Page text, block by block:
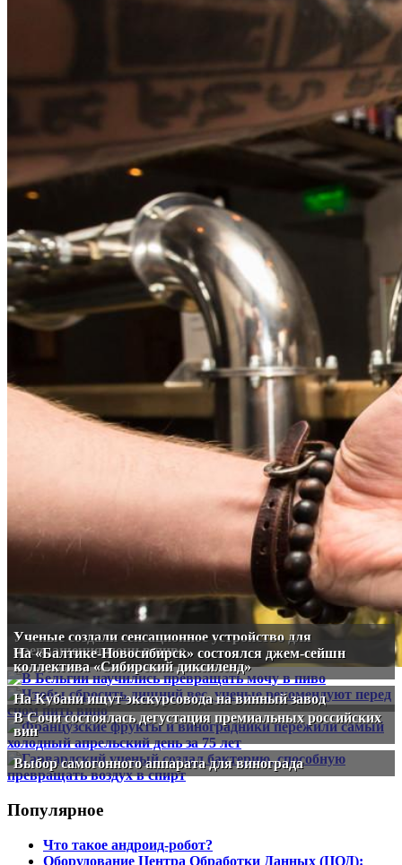
Ученые создали сенсационное устройство для
превращения мочи в пиво
На «Балтике-Новосибирск» состоялся джем-сейшн
коллектива «Сибирский диксиленд»
На Кубани ищут экскурсовода на винный завод
В Сочи состоялась дегустация премиальных российских
вин
Выбор самогонного аппарата для винограда
Популярное
Что такое андроид-робот?
Оборудование Центра Обработки Данных (ЦОД):